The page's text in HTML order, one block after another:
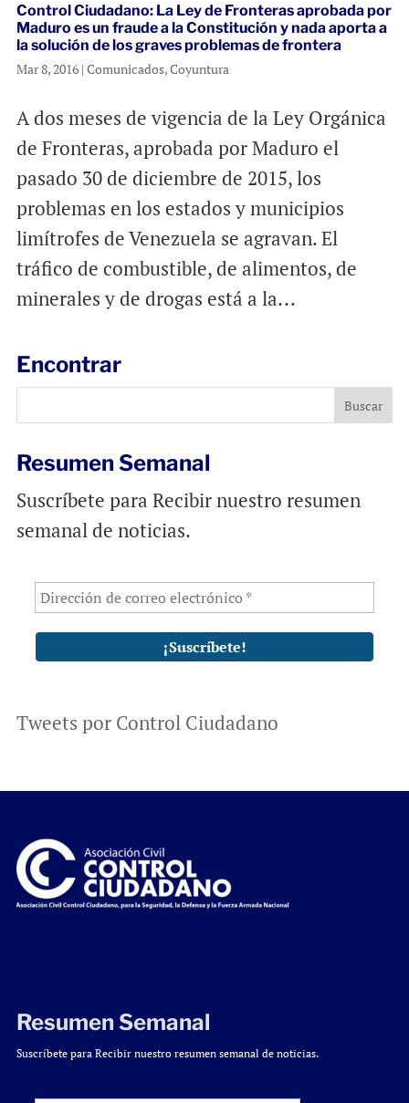
Control Ciudadano: La Ley de Fronteras aprobada por
Maduro es un fraude a la Constitución y nada aporta a
la solución de los graves problemas de frontera
Mar 8, 2016| Comunicados,Coyuntura
A dos meses de vigencia de la Ley Orgánica
de Fronteras, aprobada por Maduro el
pasado 30 de diciembre de 2015, los
problemas en los estados y municipios
limítrofes de Venezuela se agravan. El
tráfico de combustible, de alimentos, de
minerales y de drogas está a la...
Encontrar
Resumen Semanal
Suscríbete para Recibir nuestro resumen
semanal de noticias.
Tweets por Control Ciudadano
Resumen Semanal
Suscríbete para Recibir nuestro resumen semanal de noticias.